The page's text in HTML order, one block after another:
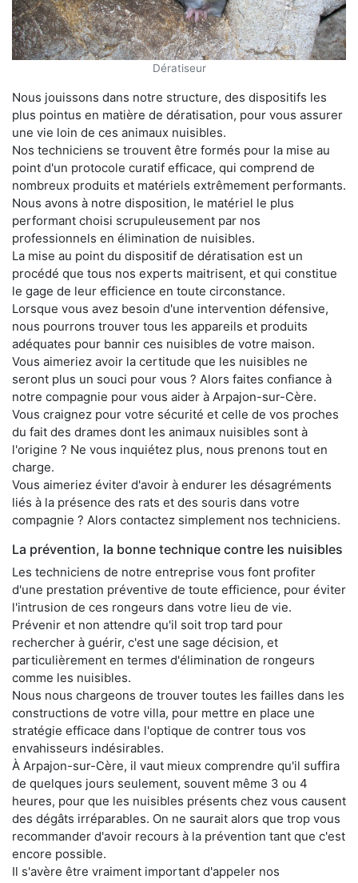
Dératiseur
Nous jouissons dans notre structure, des dispositifs les
plus pointus en matière de dératisation, pour vous assurer
une vie loin de ces animaux nuisibles.
Nos techniciens se trouvent être formés pour la mise au
point d'un protocole curatif efficace, qui comprend de
nombreux produits et matériels extrêmement performants.
Nous avons à notre disposition, le matériel le plus
performant choisi scrupuleusement par nos
professionnels en élimination de nuisibles.
La mise au point du dispositif de dératisation est un
procédé que tous nos experts maitrisent, et qui constitue
le gage de leur efficience en toute circonstance.
Lorsque vous avez besoin d'une intervention défensive,
nous pourrons trouver tous les appareils et produits
adéquates pour bannir ces nuisibles de votre maison.
Vous aimeriez avoir la certitude que les nuisibles ne
seront plus un souci pour vous ? Alors faites confiance à
notre compagnie pour vous aider à Arpajon-sur-Cère.
Vous craignez pour votre sécurité et celle de vos proches
du fait des drames dont les animaux nuisibles sont à
l'origine ? Ne vous inquiétez plus, nous prenons tout en
charge.
Vous aimeriez éviter d'avoir à endurer les désagréments
liés à la présence des rats et des souris dans votre
compagnie ? Alors contactez simplement nos techniciens.
La prévention, la bonne technique contre les nuisibles
Les techniciens de notre entreprise vous font profiter
d'une prestation préventive de toute efficience, pour éviter
l'intrusion de ces rongeurs dans votre lieu de vie.
Prévenir et non attendre qu'il soit trop tard pour
rechercher à guérir, c'est une sage décision, et
particulièrement en termes d'élimination de rongeurs
comme les nuisibles.
Nous nous chargeons de trouver toutes les failles dans les
constructions de votre villa, pour mettre en place une
stratégie efficace dans l'optique de contrer tous vos
envahisseurs indésirables.
À Arpajon-sur-Cère, il vaut mieux comprendre qu'il suffira
de quelques jours seulement, souvent même 3 ou 4
heures, pour que les nuisibles présents chez vous causent
des dégâts irréparables. On ne saurait alors que trop vous
recommander d'avoir recours à la prévention tant que c'est
encore possible.
Il s'avère être vraiment important d'appeler nos